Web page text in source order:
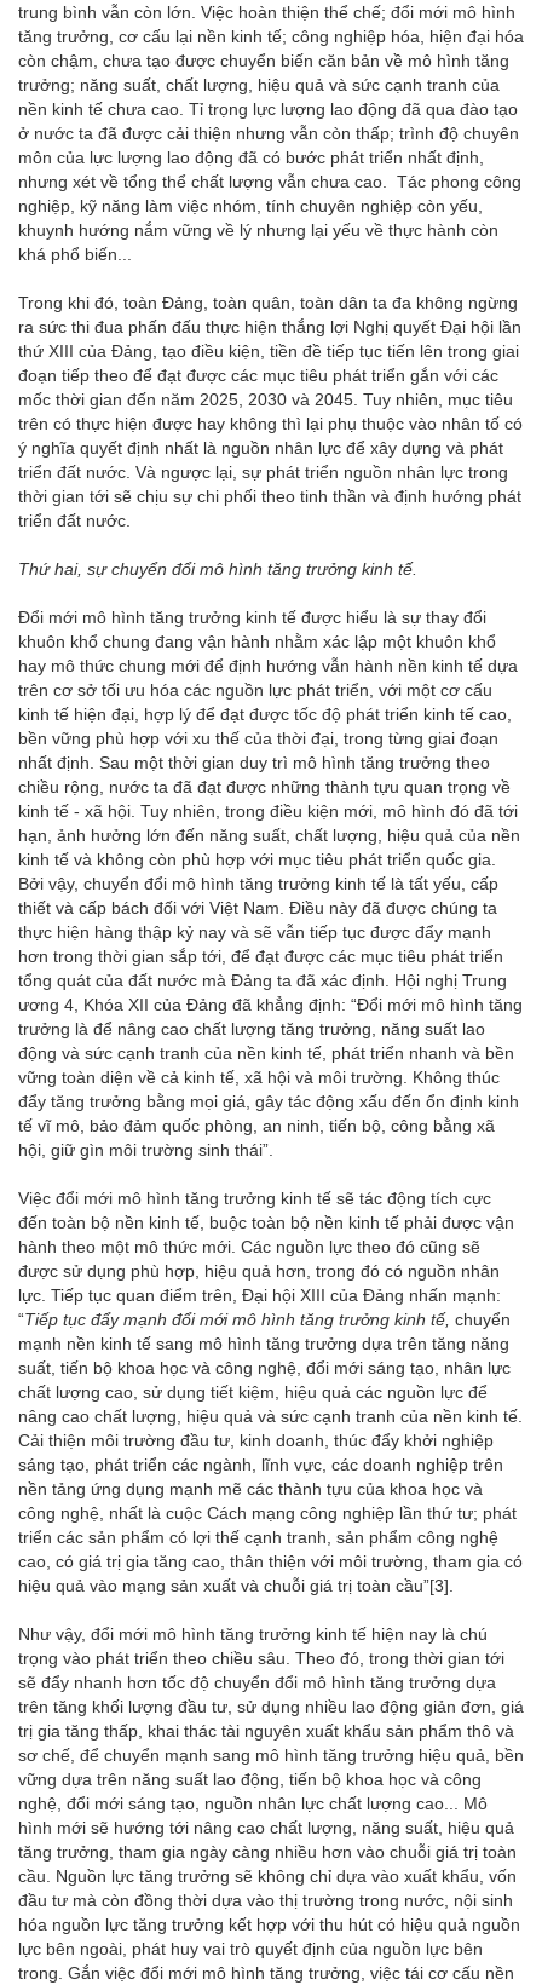
trung bình vẫn còn lớn. Việc hoàn thiện thể chế; đổi mới mô hình
tăng trưởng, cơ cấu lại nền kinh tế; công nghiệp hóa, hiện đại hóa
còn chậm, chưa tạo được chuyển biến căn bản về mô hình tăng
trưởng; năng suất, chất lượng, hiệu quả và sức cạnh tranh của
nền kinh tế chưa cao. Tỉ trọng lực lượng lao động đã qua đào tạo
ở nước ta đã được cải thiện nhưng vẫn còn thấp; trình độ chuyên
môn của lực lượng lao động đã có bước phát triển nhất định,
nhưng xét về tổng thể chất lượng vẫn chưa cao. Tác phong công
nghiệp, kỹ năng làm việc nhóm, tính chuyên nghiệp còn yếu,
khuynh hướng nắm vững về lý nhưng lại yếu về thực hành còn
khá phổ biến...
Trong khi đó, toàn Đảng, toàn quân, toàn dân ta đa không ngừng
ra sức thi đua phấn đấu thực hiện thắng lợi Nghị quyết Đại hội lần
thứ XIII của Đảng, tạo điều kiện, tiền đề tiếp tục tiến lên trong giai
đoạn tiếp theo để đạt được các mục tiêu phát triển gắn với các
mốc thời gian đến năm 2025, 2030 và 2045. Tuy nhiên, mục tiêu
trên có thực hiện được hay không thì lại phụ thuộc vào nhân tố có
ý nghĩa quyết định nhất là nguồn nhân lực để xây dựng và phát
triển đất nước. Và ngược lại, sự phát triển nguồn nhân lực trong
thời gian tới sẽ chịu sự chi phối theo tinh thần và định hướng phát
triển đất nước.
Thứ hai, sự chuyển đổi mô hình tăng trưởng kinh tế.
Đổi mới mô hình tăng trưởng kinh tế được hiểu là sự thay đổi
khuôn khổ chung đang vận hành nhằm xác lập một khuôn khổ
hay mô thức chung mới để định hướng vẫn hành nền kinh tế dựa
trên cơ sở tối ưu hóa các nguồn lực phát triển, với một cơ cấu
kinh tế hiện đại, hợp lý để đạt được tốc độ phát triển kinh tế cao,
bền vững phù hợp với xu thế của thời đại, trong từng giai đoạn
nhất định. Sau một thời gian duy trì mô hình tăng trưởng theo
chiều rộng, nước ta đã đạt được những thành tựu quan trọng về
kinh tế - xã hội. Tuy nhiên, trong điều kiện mới, mô hình đó đã tới
hạn, ảnh hưởng lớn đến năng suất, chất lượng, hiệu quả của nền
kinh tế và không còn phù hợp với mục tiêu phát triển quốc gia.
Bởi vậy, chuyển đổi mô hình tăng trưởng kinh tế là tất yếu, cấp
thiết và cấp bách đối với Việt Nam. Điều này đã được chúng ta
thực hiện hàng thập kỷ nay và sẽ vẫn tiếp tục được đẩy mạnh
hơn trong thời gian sắp tới, để đạt được các mục tiêu phát triển
tổng quát của đất nước mà Đảng ta đã xác định. Hội nghị Trung
ương 4, Khóa XII của Đảng đã khẳng định: “Đổi mới mô hình tăng
trưởng là để nâng cao chất lượng tăng trưởng, năng suất lao
động và sức cạnh tranh của nền kinh tế, phát triển nhanh và bền
vững toàn diện về cả kinh tế, xã hội và môi trường. Không thúc
đẩy tăng trưởng bằng mọi giá, gây tác động xấu đến ổn định kinh
tế vĩ mô, bảo đảm quốc phòng, an ninh, tiến bộ, công bằng xã
hội, giữ gìn môi trường sinh thái”.
Việc đổi mới mô hình tăng trưởng kinh tế sẽ tác động tích cực
đến toàn bộ nền kinh tế, buộc toàn bộ nền kinh tế phải được vận
hành theo một mô thức mới. Các nguồn lực theo đó cũng sẽ
được sử dụng phù hợp, hiệu quả hơn, trong đó có nguồn nhân
lực. Tiếp tục quan điểm trên, Đại hội XIII của Đảng nhấn mạnh:
“Tiếp tục đẩy mạnh đổi mới mô hình tăng trưởng kinh tế, chuyển
mạnh nền kinh tế sang mô hình tăng trưởng dựa trên tăng năng
suất, tiến bộ khoa học và công nghệ, đổi mới sáng tạo, nhân lực
chất lượng cao, sử dụng tiết kiệm, hiệu quả các nguồn lực để
nâng cao chất lượng, hiệu quả và sức cạnh tranh của nền kinh tế.
Cải thiện môi trường đầu tư, kinh doanh, thúc đẩy khởi nghiệp
sáng tạo, phát triển các ngành, lĩnh vực, các doanh nghiệp trên
nền tảng ứng dụng mạnh mẽ các thành tựu của khoa học và
công nghệ, nhất là cuộc Cách mạng công nghiệp lần thứ tư; phát
triển các sản phẩm có lợi thế cạnh tranh, sản phẩm công nghệ
cao, có giá trị gia tăng cao, thân thiện với môi trường, tham gia có
hiệu quả vào mạng sản xuất và chuỗi giá trị toàn cầu”[3].
Như vậy, đổi mới mô hình tăng trưởng kinh tế hiện nay là chú
trọng vào phát triển theo chiều sâu. Theo đó, trong thời gian tới
sẽ đẩy nhanh hơn tốc độ chuyển đổi mô hình tăng trưởng dựa
trên tăng khối lượng đầu tư, sử dụng nhiều lao động giản đơn, giá
trị gia tăng thấp, khai thác tài nguyên xuất khẩu sản phẩm thô và
sơ chế, để chuyển mạnh sang mô hình tăng trưởng hiệu quả, bền
vững dựa trên năng suất lao động, tiến bộ khoa học và công
nghệ, đổi mới sáng tạo, nguồn nhân lực chất lượng cao... Mô
hình mới sẽ hướng tới nâng cao chất lượng, năng suất, hiệu quả
tăng trưởng, tham gia ngày càng nhiều hơn vào chuỗi giá trị toàn
cầu. Nguồn lực tăng trưởng sẽ không chỉ dựa vào xuất khẩu, vốn
đầu tư mà còn đồng thời dựa vào thị trường trong nước, nội sinh
hóa nguồn lực tăng trưởng kết hợp với thu hút có hiệu quả nguồn
lực bên ngoài, phát huy vai trò quyết định của nguồn lực bên
trong. Gắn việc đổi mới mô hình tăng trưởng, việc tái cơ cấu nền